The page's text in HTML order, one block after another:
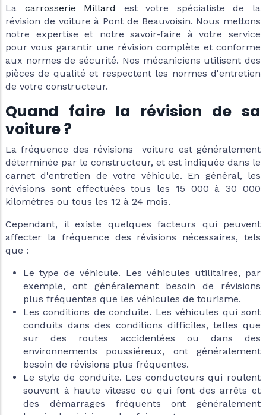
La carrosserie Millard est votre spécialiste de la
révision de voiture à Pont de Beauvoisin. Nous mettons
notre expertise et notre savoir-faire à votre service
pour vous garantir une révision complète et conforme
aux normes de sécurité. Nos mécaniciens utilisent des
pièces de qualité et respectent les normes d'entretien
de votre constructeur.
Quand faire la révision de sa
voiture ?
La fréquence des révisions voiture est généralement
déterminée par le constructeur, et est indiquée dans le
carnet d'entretien de votre véhicule. En général, les
révisions sont effectuées tous les 15 000 à 30 000
kilomètres ou tous les 12 à 24 mois.
Cependant, il existe quelques facteurs qui peuvent
affecter la fréquence des révisions nécessaires, tels
que :
Le type de véhicule. Les véhicules utilitaires, par
exemple, ont généralement besoin de révisions
plus fréquentes que les véhicules de tourisme.
Les conditions de conduite. Les véhicules qui sont
conduits dans des conditions difficiles, telles que
sur des routes accidentées ou dans des
environnements poussiéreux, ont généralement
besoin de révisions plus fréquentes.
Le style de conduite. Les conducteurs qui roulent
souvent à haute vitesse ou qui font des arrêts et
des démarrages fréquents ont généralement